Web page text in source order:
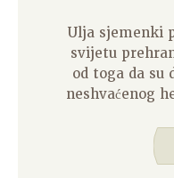
Ulja sjemenki
svijetu
od toga da su
neshvaćenog
zdravlje i
odluke o